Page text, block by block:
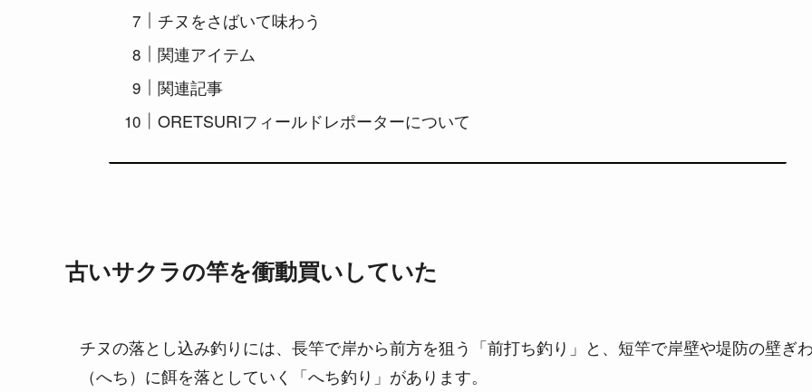
チヌをさばいて味わう
関連アイテム
関連記事
ORETSURIフィールドレポーターについて
古いサクラの竿を衝動買いしていた
チヌの落とし込み釣りには、長竿で岸から前方を狙う「前打ち釣り」と、短竿で岸壁や堤防の壁ぎ
（へち）に餌を落としていく「へち釣り」があります。